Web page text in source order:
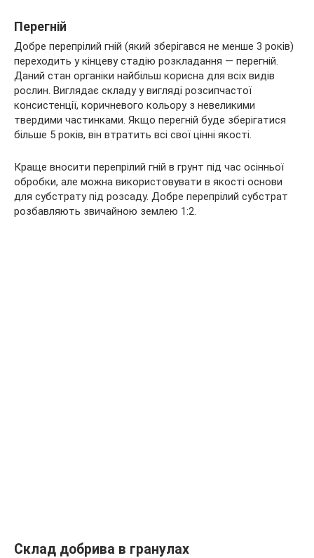
Перегній
Добре перепрілий гній (який зберігався не менше 3 років)
переходить у кінцеву стадію розкладання — перегній.
Даний стан органіки найбільш корисна для всіх видів
рослин. Виглядає складу у вигляді розсипчастої
консистенції, коричневого кольору з невеликими
твердими частинками. Якщо перегній буде зберігатися
більше 5 років, він втратить всі свої цінні якості.
Краще вносити перепрілий гній в грунт під час осінньої
обробки, але можна використовувати в якості основи
для субстрату під розсаду. Добре перепрілий субстрат
розбавляють звичайною землею 1:2.
Склад добрива в гранулах